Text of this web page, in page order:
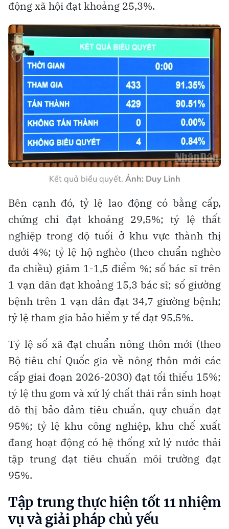
động xã hội đạt khoảng 25,3%.
Kết quả biểu quyết. Ảnh: Duy Linh
Bên cạnh đó, tỷ lệ lao động có bằng cấp,
chứng chỉ đạt khoảng 29,5%; tỷ lệ thất
nghiệp trong độ tuổi ở khu vực thành thị
dưới 4%; tỷ lệ hộ nghèo (theo chuẩn nghèo
đa chiều) giảm 1-1,5 điểm %; số bác sĩ trên
1 vạn dân đạt khoảng 15,3 bác sĩ; số giường
bệnh trên 1 vạn dân đạt 34,7 giường bệnh;
tỷ lệ tham gia bảo hiểm y tế đạt 95,5%.
Tỷ lệ số xã đạt chuẩn nông thôn mới (theo
Bộ tiêu chí Quốc gia về nông thôn mới các
cấp giai đoạn 2026-2030) đạt tối thiểu 15%;
tỷ lệ thu gom và xử lý chất thải rắn sinh hoạt
đô thị bảo đảm tiêu chuẩn, quy chuẩn đạt
95%; tỷ lệ khu công nghiệp, khu chế xuất
đang hoạt động có hệ thống xử lý nước thải
tập trung đạt tiêu chuẩn môi trường đạt
95%.
Tập trung thực hiện tốt 11 nhiệm
vụ và giải pháp chủ yếu